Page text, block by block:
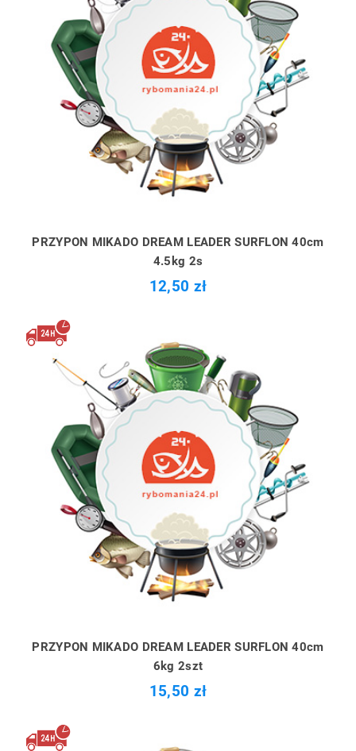
PRZYPON MIKADO DREAM LEADER SURFLON 40cm
4.5kg 2s
12,50 zł
PRZYPON MIKADO DREAM LEADER SURFLON 40cm
6kg 2szt
15,50 zł